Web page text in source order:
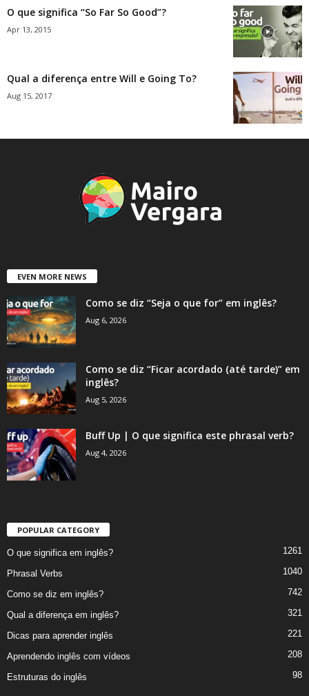
O que significa “So Far So Good”?
Apr 13, 2015
Qual a diferença entre Will e Going To?
Aug 15, 2017
EVEN MORE NEWS
Como se diz “Seja o que for” em inglês?
Aug 6, 2026
Como se diz “Ficar acordado (até tarde)” em
inglês?
Aug 5, 2026
Buff Up | O que significa este phrasal verb?
Aug 4, 2026
POPULAR CATEGORY
O que significa em inglês? 1261
Phrasal Verbs 1040
Como se diz em inglês? 742
Qual a diferença em inglês? 321
Dicas para aprender inglês 221
Aprendendo inglês com vídeos 208
Estruturas do inglês 98